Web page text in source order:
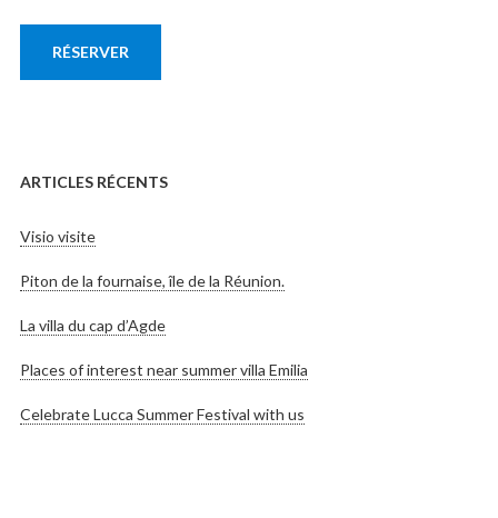
RÉSERVER
ARTICLES RÉCENTS
Visio visite
Piton de la fournaise, île de la Réunion.
La villa du cap d’Agde
Places of interest near summer villa Emilia
Celebrate Lucca Summer Festival with us